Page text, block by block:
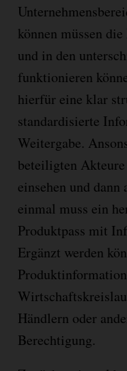
können müssen
und in den
funktionieren
hierfür eine klar
standardisierte
Weitergabe.
beteiligten
einsehen und dann
einmal muss ein
Produktpass mit
Ergänzt werden
Händlern oder
Berechtigung.